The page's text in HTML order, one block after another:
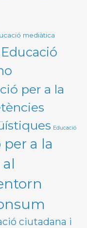
mediàtica
Educació
per a la
Educació
a la
ciutadana i